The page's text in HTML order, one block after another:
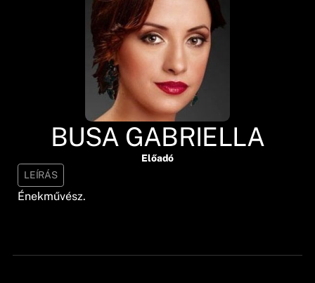
BUSA GABRIELLA
Előadó
LEÍRÁS
Énekművész.